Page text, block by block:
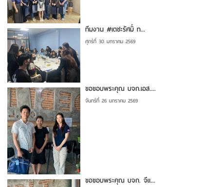
ทีมงาน #เตชะรัศมิ์ ท...
ศุกร์ที่ 30 มกราคม 2569
ขอขอบพระคุณ บจก.เอส....
จันทร์ที่ 26 มกราคม 2569
ขอขอบพระคุณ บจก. จีแ...